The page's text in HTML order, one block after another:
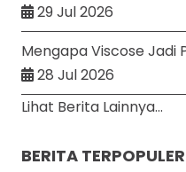
29 Jul 2026
Mengapa Viscose Jadi
28 Jul 2026
Lihat Berita Lainnya...
BERITA